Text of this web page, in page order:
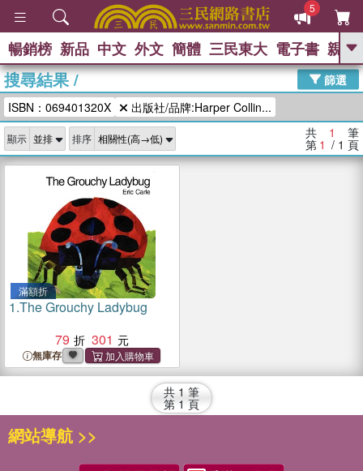
5
GO
熱搜：
暢銷榜 新品 中文 外文 簡體 三民東大 電子書 親子
搜尋結果/
篩選
ISBN：069401320X
出版社/品牌:Harper Collin...
顯示 排序 共 1 筆
第 1 / 1 頁
滿額折
1.The Grouchy Ladybug
79
301
無庫存
共 1 筆
第 1 頁
網站導航 >>